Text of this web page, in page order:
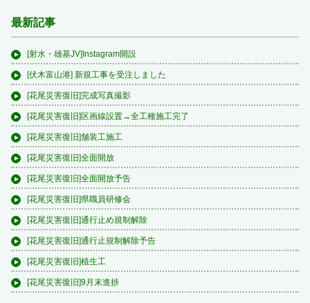
最新記事
[射水・雄基JV]Instagram開設
[伏木富山港] 新規工事を受注しました
[花尾災害復旧]完成写真撮影
[花尾災害復旧]区画線設置→全工種施工完了
[花尾災害復旧]舗装工施工
[花尾災害復旧]全面開放
[花尾災害復旧]全面開放予告
[花尾災害復旧]県職員研修会
[花尾災害復旧]通行止め規制解除
[花尾災害復旧]通行止規制解除予告
[花尾災害復旧]植生工
[花尾災害復旧]9月末進捗